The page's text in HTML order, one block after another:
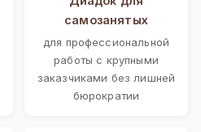
самозанятых
для профессиональной
работы с крупными
заказчиками без лишней
бюрократии